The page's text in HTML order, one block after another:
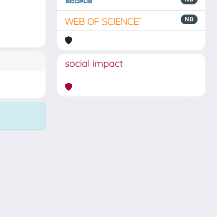
ND
social impact